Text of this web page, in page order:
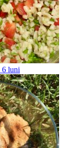
6 luni